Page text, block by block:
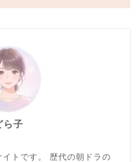
ら子
トです。 歴代の朝ドラの